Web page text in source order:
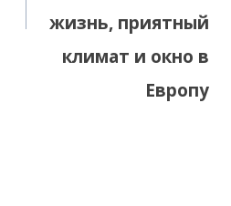
жизнь, приятный
климат и окно в
Европу